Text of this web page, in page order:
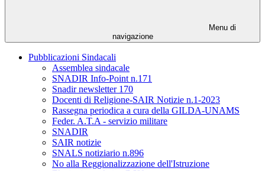
Menu di
navigazione
Pubblicazioni Sindacali
Assemblea sindacale
SNADIR Info-Point n.171
Snadir newsletter 170
Docenti di Religione-SAIR Notizie n.1-2023
Rassegna periodica a cura della GILDA-UNAMS
Feder. A.T.A - servizio militare
SNADIR
SAIR notizie
SNALS notiziario n.896
No alla Reggionalizzazione dell'Istruzione